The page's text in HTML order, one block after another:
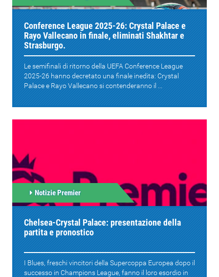
Conference League 2025-26: Crystal Palace e
Rayo Vallecano in finale, eliminati Shakhtar e
Strasburgo.
Le semifinali di ritorno della UEFA Conference League
2025-26 hanno decretato una finale inedita: Crystal
Palace e Rayo Vallecano si contenderanno il ...
Notizie Premier
Chelsea-Crystal Palace: presentazione della
partita e pronostico
I Blues, freschi vincitori della Supercoppa Europea dopo il
successo in Champions League, fanno il loro esordio in